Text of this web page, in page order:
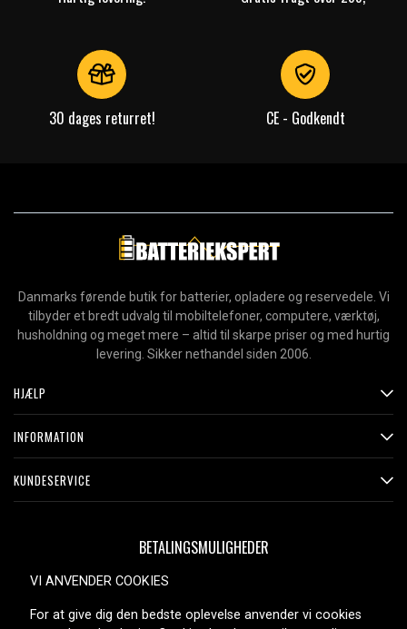
30 dages returret! CE - Godkendt
Danmarks førende butik for batterier, opladere og reservedele. Vi
tilbyder et bredt udvalg til mobiltelefoner, computere, værktøj,
husholdning og meget mere – altid til skarpe priser og med hurtig
levering. Sikker nethandel siden 2006.
HJÆLP
INFORMATION
KUNDESERVICE
BETALINGSMULIGHEDER
VI ANVENDER COOKIES
For at give dig den bedste oplevelse anvender vi cookies